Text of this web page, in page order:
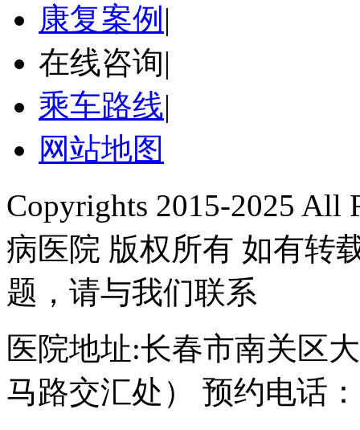
康复案例 |
在线咨询|
乘车路线|
网站地图
Copyrights 2015-2025 All
病医院 版权所有 如有转
题，请与我们联系
医院地址:长春市南关区
马路交汇处） 预约电话